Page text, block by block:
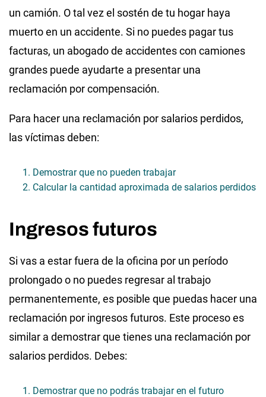
un camión. O tal vez el sostén de tu hogar haya
muerto en un accidente. Si no puedes pagar tus
facturas, un abogado de accidentes con camiones
grandes puede ayudarte a presentar una
reclamación por compensación.
Para hacer una reclamación por salarios perdidos,
las víctimas deben:
Demostrar que no pueden trabajar
Calcular la cantidad aproximada de salarios perdidos
Ingresos futuros
Si vas a estar fuera de la oficina por un período
prolongado o no puedes regresar al trabajo
permanentemente, es posible que puedas hacer una
reclamación por ingresos futuros. Este proceso es
similar a demostrar que tienes una reclamación por
salarios perdidos. Debes:
Demostrar que no podrás trabajar en el futuro